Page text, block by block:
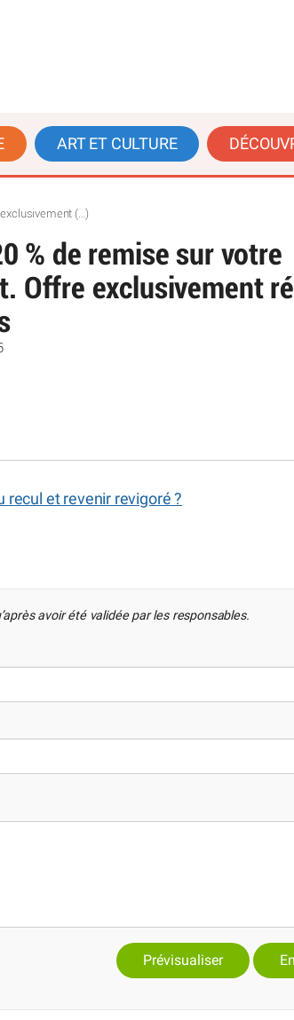
ART ET CULTURE
(…)
% de remise sur votre
Offre exclusivement
recul et revenir revigoré ?
avoir été validée par les responsables.